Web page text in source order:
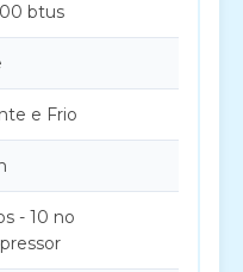
btus
e Frio
- 10 no